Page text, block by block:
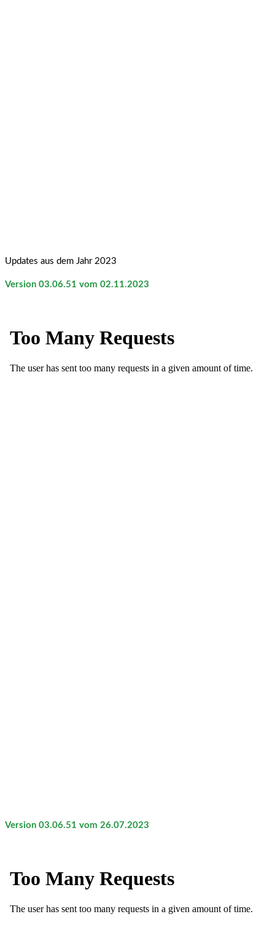
Updates aus dem Jahr 2023
Version 03.06.51 vom 02.11.2023
Version 03.06.51 vom 26.07.2023